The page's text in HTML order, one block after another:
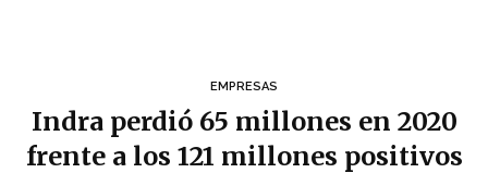
EMPRESAS
Indra perdió 65 millones en 2020
frente a los 121 millones positivos